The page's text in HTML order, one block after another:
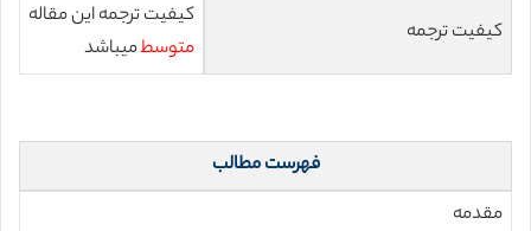
کیفیت ترجمه
کیفیت ترجمه این مقاله
متوسطمیباشد
فهرست مطالب
مقدمه